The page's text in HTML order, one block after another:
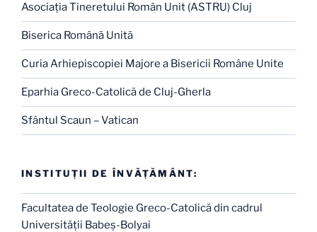
Asociaţia Tineretului Român Unit (ASTRU) Cluj
Biserica Română Unită
Curia Arhiepiscopiei Majore a Bisericii Române Unite
Eparhia Greco-Catolică de Cluj-Gherla
Sfântul Scaun – Vatican
INSTITUŢII DE ÎNVĂŢĂMÂNT:
Facultatea de Teologie Greco-Catolică din cadrul
Universităţii Babeş-Bolyai